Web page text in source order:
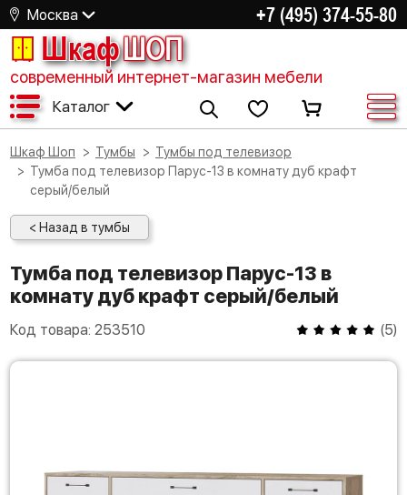
Москва +7 (495) 374-55-80
ШкафШОП
современный интернет-магазин мебели
Каталог
Шкаф Шоп Тумбы
Тумбы под телевизор
Тумба под телевизор Парус-13 в комнату дуб крафт
серый/белый
< Назад в тумбы
Тумба под телевизор Парус-13 в
комнату дуб крафт серый/белый
Код товара: 253510 (5)